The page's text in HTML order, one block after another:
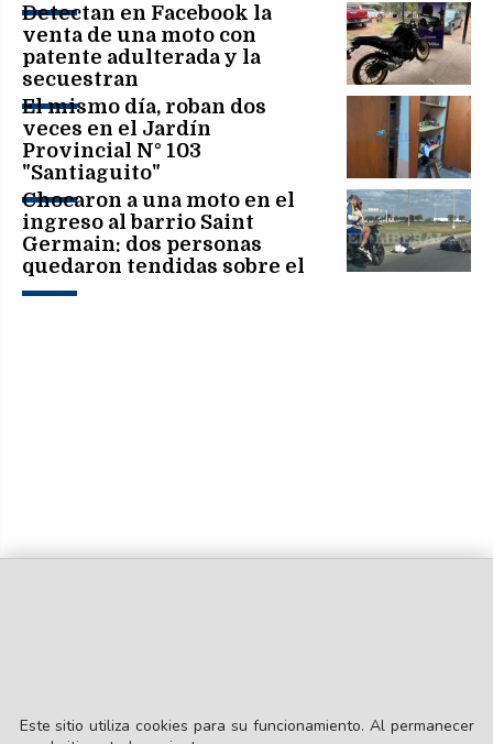
Detectan en Facebook la
venta de una moto con
patente adulterada y la
secuestran
El mismo día, roban dos
veces en el Jardín
Provincial N° 103
"Santiaguito"
Chocaron a una moto en el
ingreso al barrio Saint
Germain: dos personas
quedaron tendidas sobre el
asfalto
Este sitio utiliza cookies para su funcionamiento. Al permanecer